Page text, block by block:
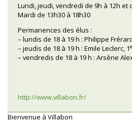
Lundi, jeudi, vendredi de 9h à 12h et
Mardi de 13h30 à 18h30
Permanences des élus :
– lundis de 18 à 19 h : Philippe
– jeudis de 18 à 19 h : Emile Leclerc, 1
– vendredis de 18 à 19 h : Arsène
http://www.villabon.fr/
Bienvenue à Villabon